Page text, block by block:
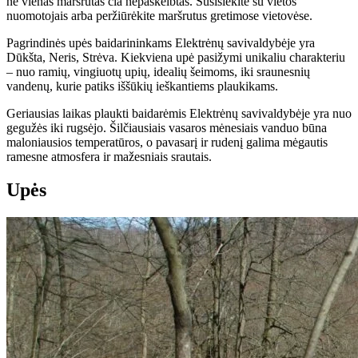
nuomotojais arba peržiūrėkite maršrutus gretimose vietovėse.
Pagrindinės upės baidarininkams Elektrėnų savivaldybėje yra
Dūkšta, Neris, Strėva. Kiekviena upė pasižymi unikaliu charakteriu
– nuo ramių, vingiuotų upių, idealių šeimoms, iki sraunesnių
vandenų, kurie patiks iššūkių ieškantiems plaukikams.
Geriausias laikas plaukti baidarėmis Elektrėnų savivaldybėje yra nuo
gegužės iki rugsėjo. Šilčiausiais vasaros mėnesiais vanduo būna
maloniausios temperatūros, o pavasarį ir rudenį galima mėgautis
ramesne atmosfera ir mažesniais srautais.
Upės